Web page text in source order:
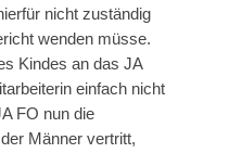
nicht zuständig
wenden müsse.
Kindes an das JA
einfach nicht
FO nun die
Männer vertritt,